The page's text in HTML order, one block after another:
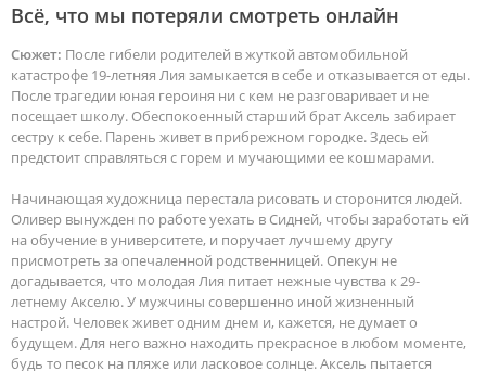
Всё, что мы потеряли смотреть онлайн
Сюжет: После гибели родителей в жуткой автомобильной
катастрофе 19-летняя Лия замыкается в себе и отказывается от еды.
После трагедии юная героиня ни с кем не разговаривает и не
посещает школу. Обеспокоенный старший брат Аксель забирает
сестру к себе. Парень живет в прибрежном городке. Здесь ей
предстоит справляться с горем и мучающими ее кошмарами.
Начинающая художница перестала рисовать и сторонится людей.
Оливер вынужден по работе уехать в Сидней, чтобы заработать ей
на обучение в университете, и поручает лучшему другу
присмотреть за опечаленной родственницей. Опекун не
догадывается, что молодая Лия питает нежные чувства к 29-
летнему Акселю. У мужчины совершенно иной жизненный
настрой. Человек живет одним днем и, кажется, не думает о
будущем. Для него важно находить прекрасное в любом моменте,
будь то песок на пляже или ласковое солнце. Аксель пытается